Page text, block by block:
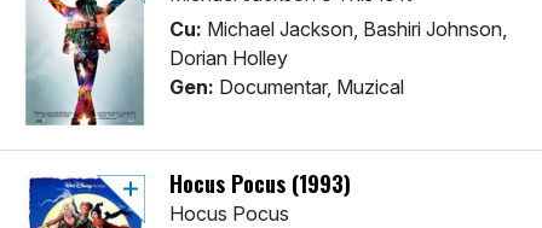
Cu: Michael Jackson, Bashiri Johnson,
Dorian Holley
Gen: Documentar, Muzical
Hocus Pocus (1993)
Hocus Pocus